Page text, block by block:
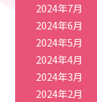
2024年7月
2024年6月
2024年5月
2024年4月
2024年3月
2024年2月